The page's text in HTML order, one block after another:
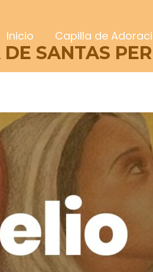
Inicio Capilla de
SANTAS